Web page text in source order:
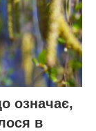
означає,
в